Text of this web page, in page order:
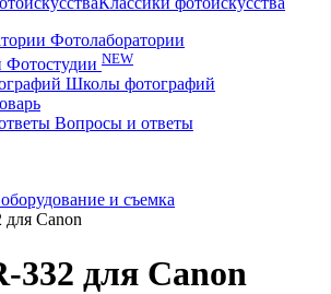
Фотолаборатории
Фотостудии NEW
Школы фотографий
Вопросы и ответы
и съемка
Canon
332 для Canon